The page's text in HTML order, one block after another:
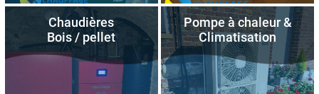
Chaudières
Bois / pellet
Pompe à chaleur &
Climatisation